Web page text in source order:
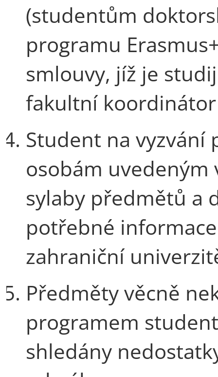
(studentům
programu
smlouvy, jíž je
fakultní
Student na vyzvání
osobám
sylaby předmětů a
potřebné
zahraniční
Předměty věcně
programem
shledány